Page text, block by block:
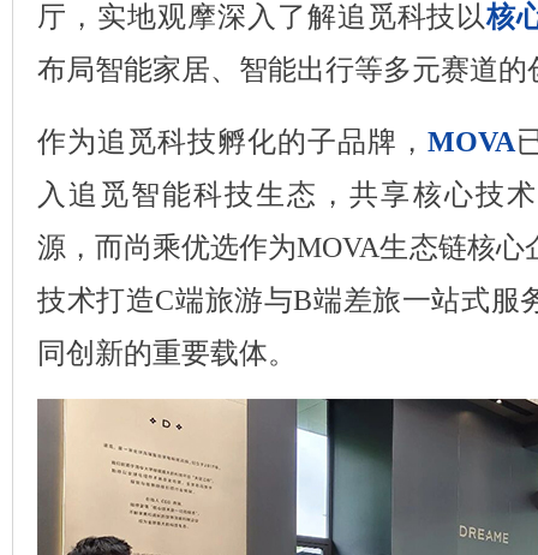
厅，实地观摩深入了解追觅科技以核
布局智能家居、智能出行等多元赛道的
作为追觅科技孵化的子品牌， MOVA
入追觅智能科技生态，共享核心技
源，而尚乘优选作为MOVA生态链核
技术打造C端旅游与B端差旅一站式服
同创新的重要载体。